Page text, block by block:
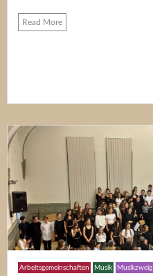
Read More
Arbeitsgemeinschaften Musik Musikzweig